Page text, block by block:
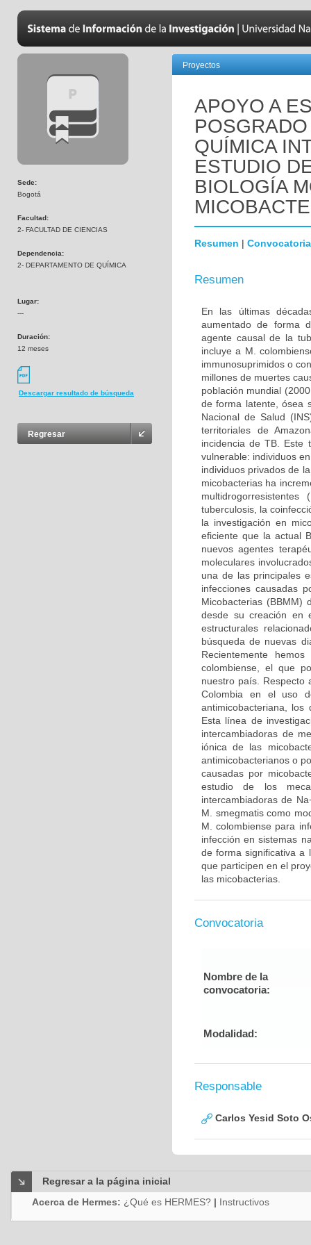
Sede:
Bogotá
Facultad:
2- FACULTAD DE CIENCIAS
Dependencia:
2- DEPARTAMENTO DE QUÍMICA
Lugar:
---
Duración:
12 meses
Descargar resultado de búsqueda
Regresar
Proyectos
APOYO A
QUÍMICA
ESTUDIO
BIOLOGÍA
Resumen | Convocatoria
Resumen
En las últimas
aumentado de forma
agente causal de la
incluye a M.
immunosuprimidos o
millones de muertes
población mundial
de forma latente, ósea
Nacional de Salud
territoriales de
incidencia de TB. Este
vulnerable: individuos
individuos privados de
micobacterias ha
tuberculosis, la
la investigación en
eficiente que la actual
nuevos agentes
moleculares
una de las principales
infecciones causadas
Micobacterias (BBMM)
desde su creación en
estructurales
búsqueda de nuevas
Recientemente
colombiense, el que
nuestro país. Respecto
Colombia en el uso
antimicobacteriana,
Esta línea de
intercambiadoras de
iónica de las
antimicobacterianos o
causadas por
estudio de los
intercambiadoras de
M. smegmatis como
M. colombiense para
infección en sistemas
de forma significativa a
que participen en el
las micobacterias.
Convocatoria
Nombre de la
convocatoria:
Modalidad:
Responsable
Carlos Yesid Soto
Regresar a la página inicial
Acerca de Hermes: ¿Qué es HERMES? | Instructivos